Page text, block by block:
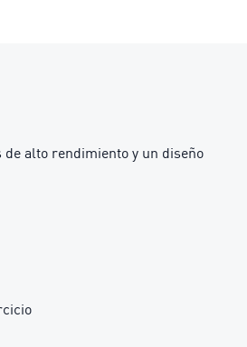
de alto rendimiento y un diseño